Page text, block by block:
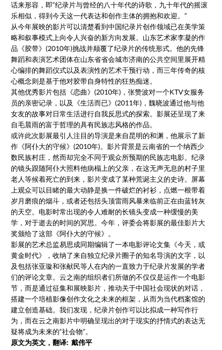
话来形容，即“纪录片与曾经的八十年代的诗歌，九十年代的摇滚
乐相似，得到今天这一代表达和创作主体的拥抱和欢迎。”
从今年展映的影片可以清楚看到中国纪录片创作领域已在美学策
略和叙事模式上向令人兴奋的新方向发展。山东艺术家李凝的作
品《胶带》(2010年)挑战并颠覆了纪录片的传统形式。他的先锋
舞蹈和表演艺术团体在山东省省会城市济南的公共空间里展开精
心编排的舞蹈仪式以及表演性的艺术干预行动，而三年传奇的核
心概念则是基于他对胶带自身特性的狂热痴迷。
其他优秀影片包括《恋曲》(2010年)，张赞波对一个KTV女服务
员的亲密记录，以及《生活而已》(2011年)，魏晓波通过他与他
女友的故事对日常生活进行自我反思式的探索。影展还呈现了来
自毛晨雨的富于哲理的具有民族志风格的作品。
或许此次影展最引人注目的导演是来自昆明的和渊，他展示了新
作《阿仆大的守候》(2010年)。影片背景是云南省的一个纳西少
数民族村庄，然而却完全不同于观众所预期的民族志电影。纪录
的镜头跟随阿仆大照料他病榻上的父亲，在这无声无息的村子里
老人等候着死亡的到来，影片变成了某种荒诞主义的史诗。屏幕
上观众可以目睹的最大动静是换一件破烂的衬衫，点燃一根带着
岁月磨痕的烟斗，或者还包括头顶雷雨风暴来临前正在由蓝转灰
的天空。电影时常出现的令人难耐的长镜头变成一种缓慢的美
学，对于逝去的时间的冥思。今年，评委会将影展的最佳影片大
奖颁给了这部《阿仆大的守候》。
影展的艺术总监易思成同期编辑了一本电影评论文集《今天，或
黄金时代》，收纳了来自独立纪录片圈子的知名导演的文字，以
及包括张亚璇和张献民等人在内的一直致力于纪录片发展的学者
们的评论文章。云之南的组织者们所做的不仅仅是运作一个电影
节，而是通过征集和展映影片，推动关于中国社会现状的对话，
搭建一个培植影像创作文化之未来的框架，从而为当代档案馆的
建立创造基础。我们发现，纪录片创作可以比拟成一种写作行
为，而在云之南影片中明确呈现出的对于现实的抒情式的表达无
疑将成为未来的“社会物”。
原文为英文，翻译: 戴伟平